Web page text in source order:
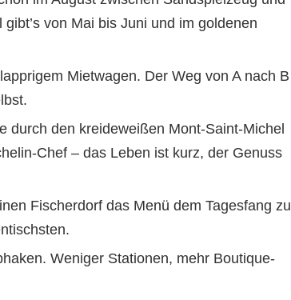
von Mai bis Juni und im goldenen
Mietwagen. Der Weg von A nach B
durch den kreideweißen Mont-Saint-Michel
Chef – das Leben ist kurz, der Genuss
Fischerdorf das Menü dem Tagesfang zu
Weniger Stationen, mehr Boutique-